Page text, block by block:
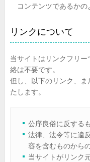
コンテンツであるかの
リンクについて
当サイトはリンクフリ
絡は不要です。
但し、以下のリンク、
たします。
公序良俗に反する
法律、法令等に違
容を含むものから
当サイトがリンク